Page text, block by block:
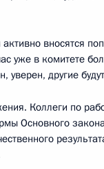
Собчака
Санкт-
губернатором
вносятся
уже в комитете
другие
Коллеги по
Основного